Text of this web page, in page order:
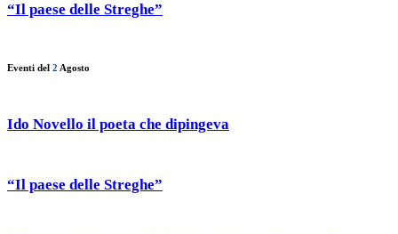
“Il paese delle Streghe”
Eventi del 2 Agosto
Ido Novello il poeta che dipingeva
“Il paese delle Streghe”